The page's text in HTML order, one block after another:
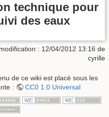
technique pour
des eaux
: 12/04/2012 13:16 de
cyrille
de ce wiki est placé sous les
:
CC0 1.0 Universal